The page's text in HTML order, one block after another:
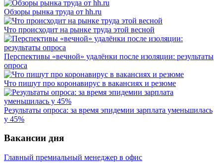
Обзоры рынка труда от hh.ru
Что происходит на рынке труда этой весной
Перспективы «вечной» удалёнки после изоляции: результаты
опроса
Что пишут про коронавирус в вакансиях и резюме
Результаты опроса: за время эпидемии зарплата уменьшилась
у 45%
Вакансии дня
Главный премиальный менеджер в офис